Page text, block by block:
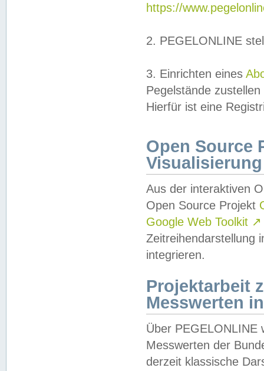
https://
2. PEGELONLINE
3. Einrichten eines
Pegelstände
Hierfür ist eine
Open Source
Visualisierung
Aus der interaktiven
Open Source Projekt
Google Web Toolkit ↗
Zeitreihendarstellung
integrieren.
Projektarbeit
Messwerten
Über PEGELONLINE
Messwerten der
derzeit klassische